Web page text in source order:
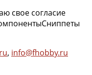
свое согласие
, info@fhobby.ru